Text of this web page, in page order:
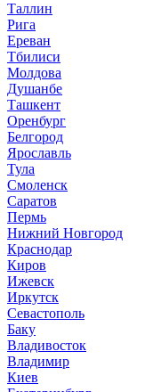
Таллин
Рига
Ереван
Тбилиси
Молдова
Душанбе
Ташкент
Оренбург
Белгород
Ярославль
Тула
Смоленск
Саратов
Пермь
Нижний Новгород
Краснодар
Киров
Ижевск
Иркутск
Севастополь
Баку
Владивосток
Владимир
Киев